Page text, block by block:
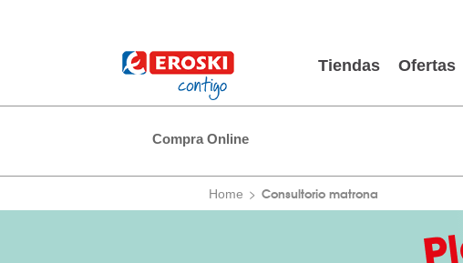
Tiendas Ofertas
Compra Online
Home Consultorio matrona